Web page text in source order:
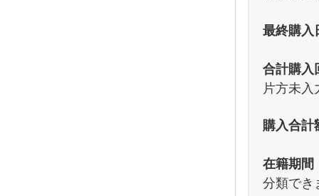
最終購入
合計購入
片方未
購入合計
在籍期間
分類でき